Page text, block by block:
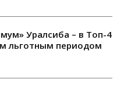
Уралсиба – в Топ-4
льготным периодом